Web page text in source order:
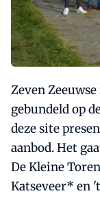
Zeven
gebundeld op
deze site
aanbod. Het
De Kleine
Katseveer* en